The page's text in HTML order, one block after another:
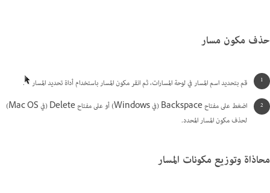
حذف مكون مسار
قم بتحديد اسم المسار في لوحة المسارات، ثم انقر مكون المسار باستخدام أداة تحديد المسار .
اضغط على مفتاح Backspace (في Windows) أو على مفتاح Delete (في Mac OS)
لحذف مكون المسار المحدد.
محاذاة وتوزيع مكونات المسار